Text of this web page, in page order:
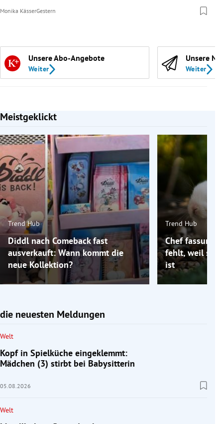
Monika KässerGestern
Unsere Abo-Angebote
Weiter
Unsere
Weiter
Meistgeklickt
Slide 1 von 7
Trend Hub
Diddl nach Comeback fast
ausverkauft: Wann kommt die
neue Kollektion?
Trend Hub
Chef
fehlt, weil
ist
die neuesten Meldungen
Welt
Kopf in Spielküche eingeklemmt:
Mädchen (3) stirbt bei Babysitterin
05.08.2026
Welt